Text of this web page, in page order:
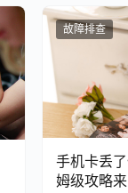
故障排查
手机卡丢
姆级攻略来